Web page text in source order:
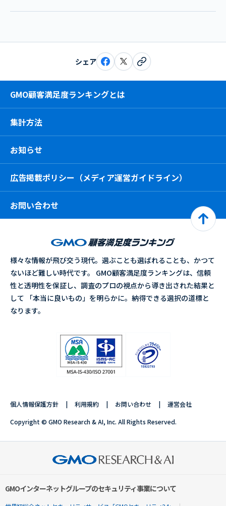
シェア
GMO顧客満足度ランキングとは
集計方法
お知らせ
広告掲載ポリシー（メディア運営ガイドライン）
お問い合わせ
様々な情報が飛び交う現代。選ぶことも選ばれることも、かつて
ないほど難しい時代です。 GMO顧客満足度ランキングは、信頼
性と透明性を保証し、調査のプロの視点から導き出された結果と
して 「本当に良いもの」を明らかに。納得できる選択の道標と
なります。
個人情報保護方針 利用規約 お問い合わせ 運営会社
Copyright © GMO Research & AI, Inc. All Rights Reserved.
GMOインターネットグループのセキュリティ事業について